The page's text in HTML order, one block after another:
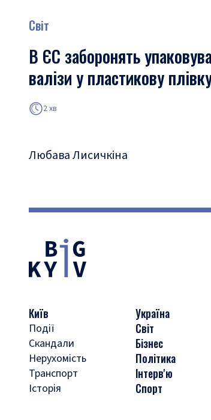
Світ
В ЄС заборонять
валізи у пластикову
2 хв
Любава Лисичкіна
Київ
Події
Скандали
Нерухомість
Транспорт
Історія
Україна
Світ
Бізнес
Політика
Інтерв'ю
Спорт